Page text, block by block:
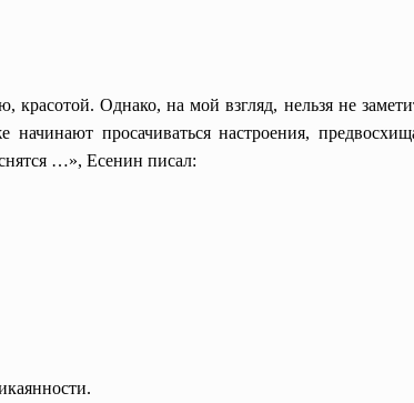
Однако, на мой взгляд, нельзя не
просачиваться настроения,
…», Есенин писал: